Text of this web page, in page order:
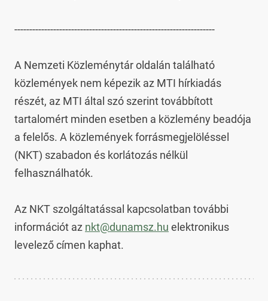
-------------------------------------------------------------------
A Nemzeti Közleménytár oldalán található
közlemények nem képezik az MTI hírkiadás
részét, az MTI által szó szerint továbbított
tartalomért minden esetben a közlemény beadója
a felelős. A közlemények forrásmegjelöléssel
(NKT) szabadon és korlátozás nélkül
felhasználhatók.
Az NKT szolgáltatással kapcsolatban további
információt az nkt@dunamsz.hu elektronikus
levelező címen kaphat.